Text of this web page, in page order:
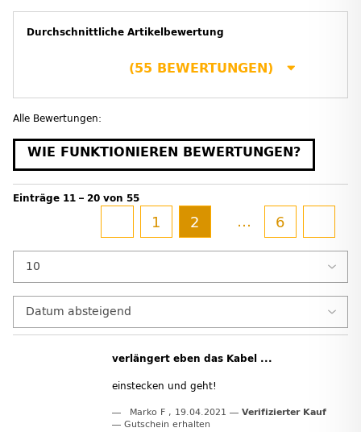
Durchschnittliche Artikelbewertung
(55 BEWERTUNGEN)
Alle Bewertungen:
WIE FUNKTIONIEREN BEWERTUNGEN?
Einträge 11 – 20 von 55
1 2 … 6
verlängert eben das Kabel ...
einstecken und geht!
Marko F , 19.04.2021
Verifizierter Kauf
Gutschein erhalten